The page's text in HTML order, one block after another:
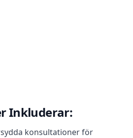
Inkluderar:
konsultationer för